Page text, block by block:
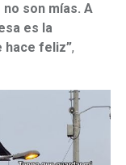
son mías. A
es la
hace feliz”,